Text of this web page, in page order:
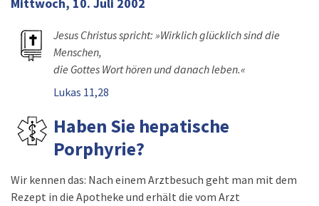
Jesus Christus spricht: »Wirklich glücklich sind die
Menschen,
die Gottes Wort hören und danach leben.«
Lukas 11,28
Haben Sie hepatische
Porphyrie?
Wir kennen das: Nach einem Arztbesuch geht man mit dem
Rezept in die Apotheke und erhält die vom Arzt